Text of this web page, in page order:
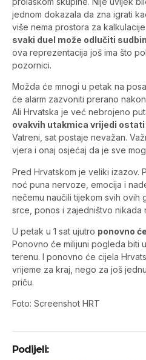
jednom dokazala da zna igrati
više nema prostora za kalkulacije.
svaki duel može odlučiti
ova reprezentacija još ima što
pozornici.
Možda će mnogi u petak na
će alarm zazvoniti prerano
Ali Hrvatska je već nebrojeno
ovakvih utakmica vrijedi ostati
Vatreni, sat postaje nevažan.
vjera i onaj osjećaj da je sve
Pred Hrvatskom je veliki izazov.
noć puna nervoze, emocija i
nečemu naučili tijekom svih ovih
srce, ponos i zajedništvo nikada
U petak u 1 sat ujutro ponovno
Ponovno će milijuni pogleda biti
terenu. I ponovno će cijela
vrijeme za kraj, nego za još
priču.
Foto: Screenshot HRT
Podijeli: